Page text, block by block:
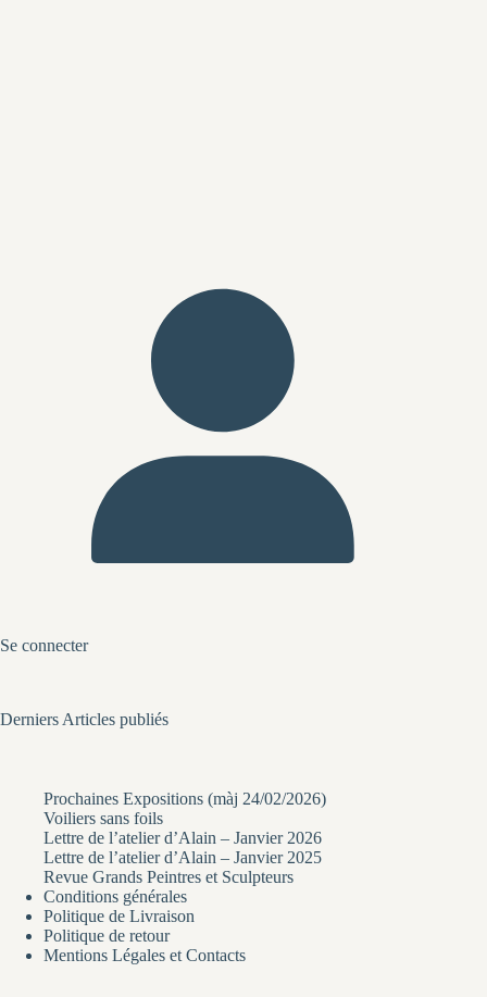
Se connecter
Derniers Articles publiés
Prochaines Expositions (màj 24/02/2026)
Voiliers sans foils
Lettre de l’atelier d’Alain – Janvier 2026
Lettre de l’atelier d’Alain – Janvier 2025
Revue Grands Peintres et Sculpteurs
Conditions générales
Politique de Livraison
Politique de retour
Mentions Légales et Contacts